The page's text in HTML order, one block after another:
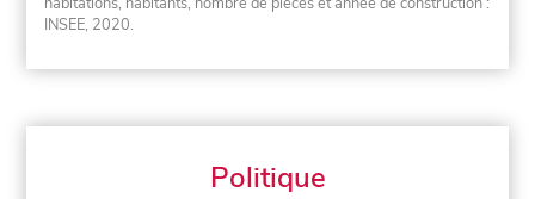
INSEE, 2020.
Politique